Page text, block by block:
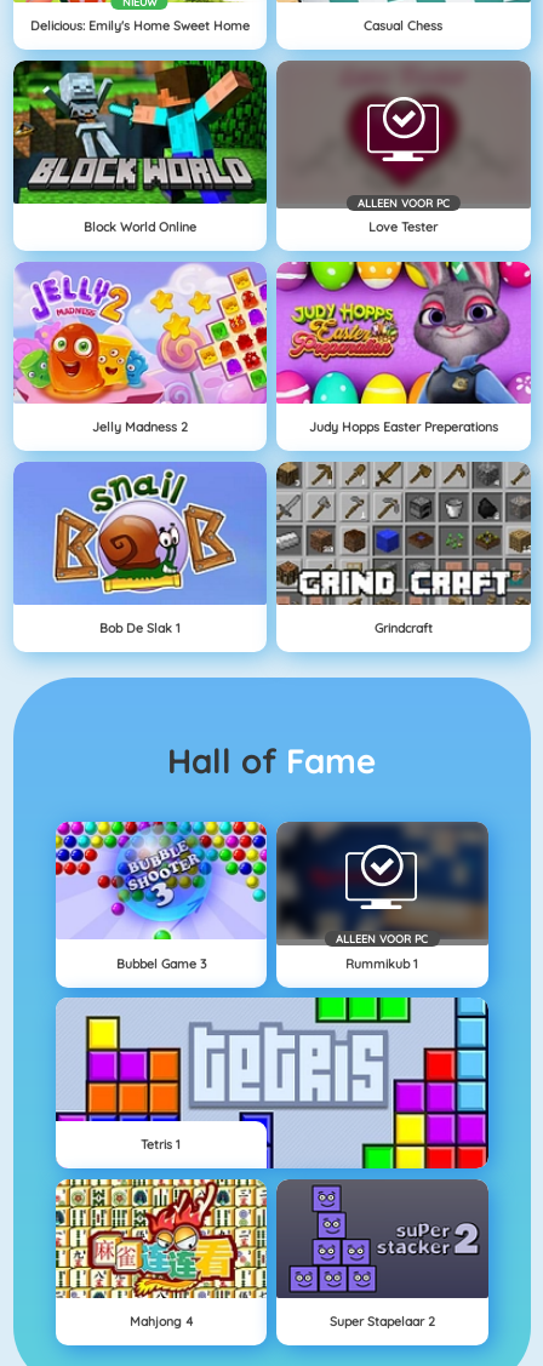
Delicious: Emily's Home Sweet Home Casual Chess
Block World Online
ALLEEN VOOR PC
Love Tester
Jelly Madness 2 Judy Hopps Easter Preperations
Bob De Slak 1 Grindcraft
Hall of Fame
Bubbel Game 3
ALLEEN VOOR PC
Rummikub 1
Tetris 1
Mahjong 4 Super Stapelaar 2